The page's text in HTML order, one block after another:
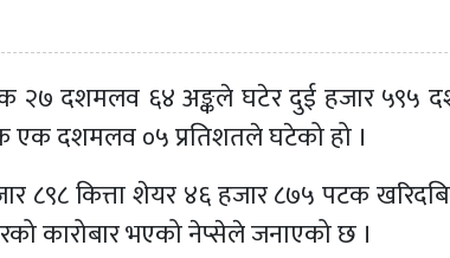
२७ दशमलव ६४ अङ्कले घटेर दुई हजार ५९५
दशमलव ०५ प्रतिशतले घटेको हो ।
कित्ता शेयर ४६ हजार ८७५ पटक
कारोबार भएको नेप्सेले जनाएको छ ।